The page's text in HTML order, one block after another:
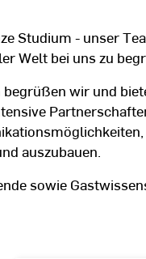
Studium - unser
Welt bei uns zu
wir und
auszubauen.
sowie